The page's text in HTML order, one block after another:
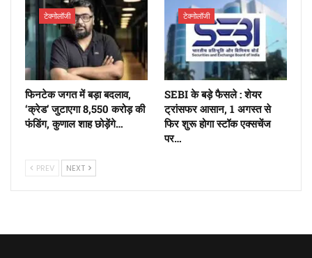
टेक्नोलॉजी
फिनटेक जगत में बड़ा बदलाव,
‘क्रेड’ जुटाएगा 8,550 करोड़ की
फंडिंग, कुणाल शाह छोड़ेंगे…
टेक्नोलॉजी
SEBI के बड़े फैसले : शेयर
ट्रांसफर आसान, 1 अगस्त से
फिर शुरू होगा स्टॉक एक्सचेंज
पर…
PREV NEXT